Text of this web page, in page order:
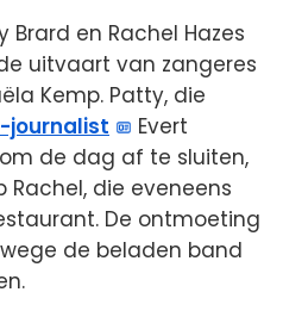
en Rachel Hazes
uitvaart van zangeres
Kemp. Patty, die
journalist
Evert
de dag af te sluiten,
die eveneens
De ontmoeting
de beladen band